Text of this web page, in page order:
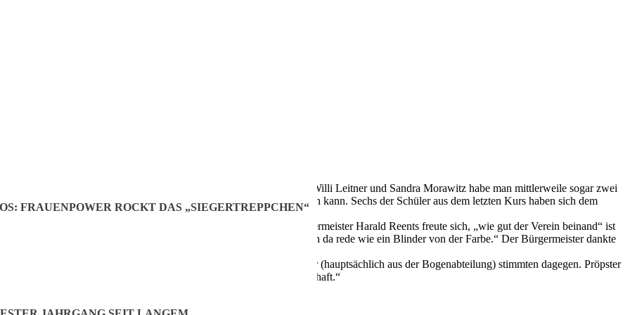
FRAUENPOWER ROCKT DAS „SIEGERTREPPCHEN“
und etwa 100 Erwachsene wären hier mit dabei – und mit Willi Leitner und Sandra Morawitz habe man mittlerweile sogar zwei
„Ich hoffe, dass man diesen im kommenden Jahr wieder anbieten kann. Sechs der Schüler aus dem letzten Kurs haben sich dem
und damit ein gutes Polster für das kommende Gauschießen. Bürgermeister Harald Reents freute sich, „wie gut der Verein beinand“ ist
sei gesund, fügte Reents an und schmunzelte: „Ich weiß, dass ich da rede wie ein Blinder von der Farbe.“ Der Bürgermeister dankte
dessen Nachfolger alles Gute.
der SG Edelweiß nicht alles harmonisch verläuft. 19 der Mitglieder (hauptsächlich aus der Bogenabteilung) stimmten dagegen. Pröpster
waschen wolle und forderte: „Unterstützt alle die neue Vorstandschaft.“